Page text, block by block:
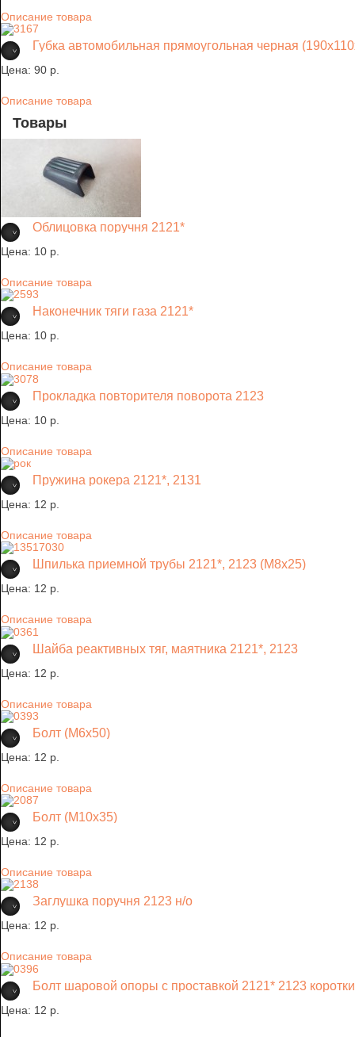
Описание товара
Губка автомобильная прямоугольная черная
Цена: 90 p.
Описание товара
Товары
Облицовка поручня 2121*
Цена: 10 p.
Описание товара
Наконечник тяги газа 2121*
Цена: 10 p.
Описание товара
Прокладка повторителя поворота 2123
Цена: 10 p.
Описание товара
Пружина рокера 2121*, 2131
Цена: 12 p.
Описание товара
Шпилька приемной трубы 2121*, 2123 (М8х25)
Цена: 12 p.
Описание товара
Шайба реактивных тяг, маятника 2121*, 2123
Цена: 12 p.
Описание товара
Болт (М6х50)
Цена: 12 p.
Описание товара
Болт (М10х35)
Цена: 12 p.
Описание товара
Заглушка поручня 2123 н/о
Цена: 12 p.
Описание товара
Болт шаровой опоры с проставкой 2121* 2123
Цена: 12 p.